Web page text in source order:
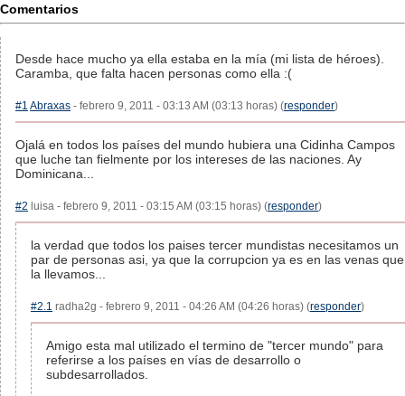
Comentarios
Desde hace mucho ya ella estaba en la mía (mi lista de héroes).
Caramba, que falta hacen personas como ella :(
#1 Abraxas - febrero 9, 2011 - 03:13 AM (03:13 horas) (responder)
Ojalá en todos los países del mundo hubiera una Cidinha Campos
que luche tan fielmente por los intereses de las naciones. Ay
Dominicana...
#2 luisa - febrero 9, 2011 - 03:15 AM (03:15 horas) (responder)
la verdad que todos los paises tercer mundistas necesitamos un
par de personas asi, ya que la corrupcion ya es en las venas que
la llevamos...
#2.1 radha2g - febrero 9, 2011 - 04:26 AM (04:26 horas) (responder)
Amigo esta mal utilizado el termino de "tercer mundo" para
referirse a los países en vías de desarrollo o
subdesarrollados.